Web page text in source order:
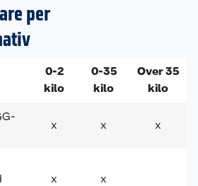
per
0-2
kilo
0-35
kilo
Over 35
kilo
x x x
x x